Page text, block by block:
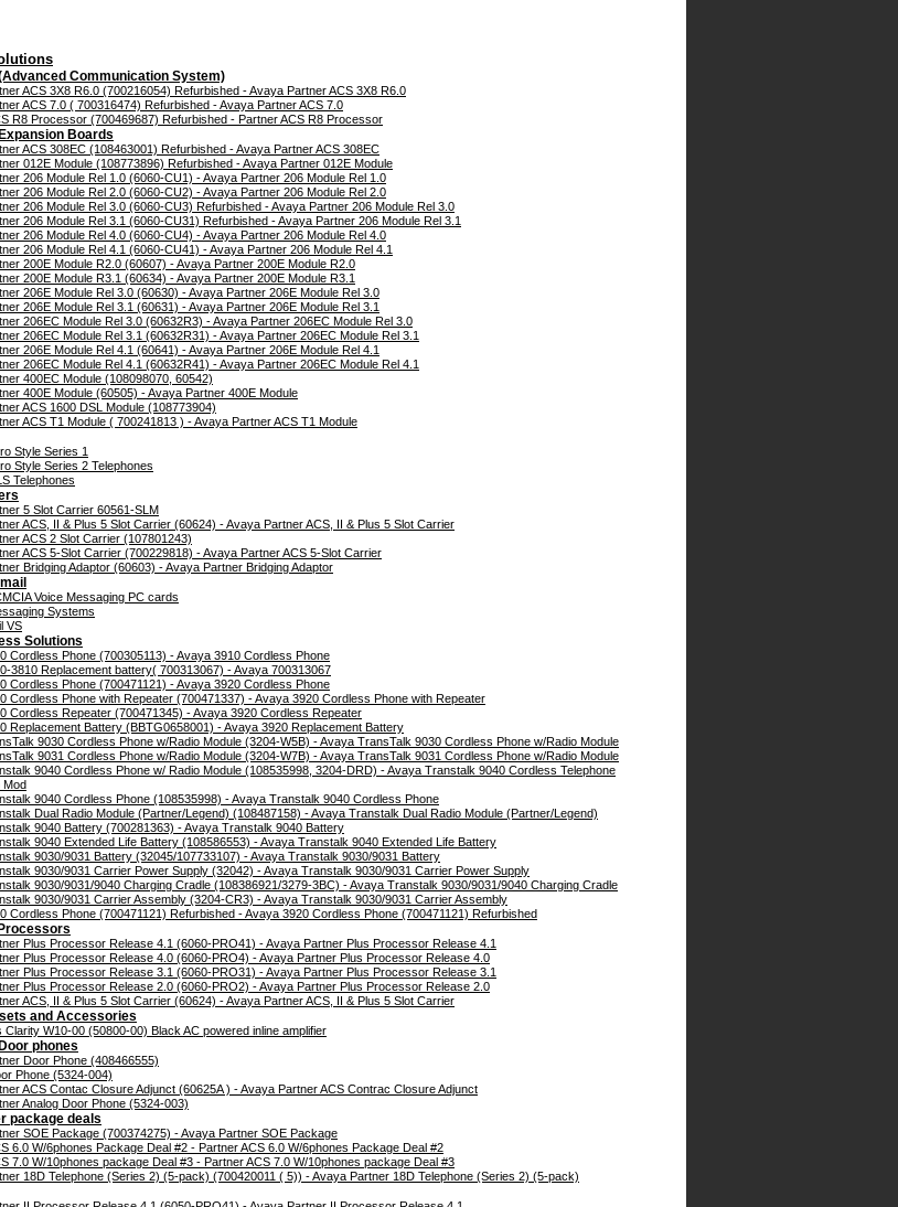
Communication System)
ACS 3X8 R6.0 (700216054) Refurbished - Avaya Partner ACS 3X8 R6.0
ACS 7.0 ( 700316474) Refurbished - Avaya Partner ACS 7.0
R8 Processor (700469687) Refurbished - Partner ACS R8 Processor
Boards
ACS 308EC (108463001) Refurbished - Avaya Partner ACS 308EC
012E Module (108773896) Refurbished - Avaya Partner 012E Module
206 Module Rel 1.0 (6060-CU1) - Avaya Partner 206 Module Rel 1.0
206 Module Rel 2.0 (6060-CU2) - Avaya Partner 206 Module Rel 2.0
206 Module Rel 3.0 (6060-CU3) Refurbished - Avaya Partner 206 Module Rel 3.0
206 Module Rel 3.1 (6060-CU31) Refurbished - Avaya Partner 206 Module Rel 3.1
206 Module Rel 4.0 (6060-CU4) - Avaya Partner 206 Module Rel 4.0
206 Module Rel 4.1 (6060-CU41) - Avaya Partner 206 Module Rel 4.1
200E Module R2.0 (60607) - Avaya Partner 200E Module R2.0
200E Module R3.1 (60634) - Avaya Partner 200E Module R3.1
206E Module Rel 3.0 (60630) - Avaya Partner 206E Module Rel 3.0
206E Module Rel 3.1 (60631) - Avaya Partner 206E Module Rel 3.1
206EC Module Rel 3.0 (60632R3) - Avaya Partner 206EC Module Rel 3.0
206EC Module Rel 3.1 (60632R31) - Avaya Partner 206EC Module Rel 3.1
206E Module Rel 4.1 (60641) - Avaya Partner 206E Module Rel 4.1
206EC Module Rel 4.1 (60632R41) - Avaya Partner 206EC Module Rel 4.1
400EC Module (108098070, 60542)
400E Module (60505) - Avaya Partner 400E Module
ACS 1600 DSL Module (108773904)
ACS T1 Module ( 700241813 ) - Avaya Partner ACS T1 Module
Style Series 1
Style Series 2 Telephones
Telephones
5 Slot Carrier 60561-SLM
ACS, II & Plus 5 Slot Carrier (60624) - Avaya Partner ACS, II & Plus 5 Slot Carrier
ACS 2 Slot Carrier (107801243)
ACS 5-Slot Carrier (700229818) - Avaya Partner ACS 5-Slot Carrier
Bridging Adaptor (60603) - Avaya Partner Bridging Adaptor
Voice Messaging PC cards
Systems
VS
Solutions
Cordless Phone (700305113) - Avaya 3910 Cordless Phone
3810 Replacement battery( 700313067) - Avaya 700313067
Cordless Phone (700471121) - Avaya 3920 Cordless Phone
Cordless Phone with Repeater (700471337) - Avaya 3920 Cordless Phone with Repeater
Cordless Repeater (700471345) - Avaya 3920 Cordless Repeater
Replacement Battery (BBTG0658001) - Avaya 3920 Replacement Battery
9030 Cordless Phone w/Radio Module (3204-W5B) - Avaya TransTalk 9030 Cordless Phone w/Radio Module
9031 Cordless Phone w/Radio Module (3204-W7B) - Avaya TransTalk 9031 Cordless Phone w/Radio Module
9040 Cordless Phone w/ Radio Module (108535998, 3204-DRD) - Avaya Transtalk 9040 Cordless Telephone
Mod
9040 Cordless Phone (108535998) - Avaya Transtalk 9040 Cordless Phone
Dual Radio Module (Partner/Legend) (108487158) - Avaya Transtalk Dual Radio Module (Partner/Legend)
9040 Battery (700281363) - Avaya Transtalk 9040 Battery
9040 Extended Life Battery (108586553) - Avaya Transtalk 9040 Extended Life Battery
9030/9031 Battery (32045/107733107) - Avaya Transtalk 9030/9031 Battery
9030/9031 Carrier Power Supply (32042) - Avaya Transtalk 9030/9031 Carrier Power Supply
9030/9031/9040 Charging Cradle (108386921/3279-3BC) - Avaya Transtalk 9030/9031/9040 Charging Cradle
9030/9031 Carrier Assembly (3204-CR3) - Avaya Transtalk 9030/9031 Carrier Assembly
Cordless Phone (700471121) Refurbished - Avaya 3920 Cordless Phone (700471121) Refurbished
Plus Processor Release 4.1 (6060-PRO41) - Avaya Partner Plus Processor Release 4.1
Plus Processor Release 4.0 (6060-PRO4) - Avaya Partner Plus Processor Release 4.0
Plus Processor Release 3.1 (6060-PRO31) - Avaya Partner Plus Processor Release 3.1
Plus Processor Release 2.0 (6060-PRO2) - Avaya Partner Plus Processor Release 2.0
ACS, II & Plus 5 Slot Carrier (60624) - Avaya Partner ACS, II & Plus 5 Slot Carrier
and Accessories
Clarity W10-00 (50800-00) Black AC powered inline amplifier
phones
Door Phone (408466555)
Phone (5324-004)
ACS Contac Closure Adjunct (60625A ) - Avaya Partner ACS Contrac Closure Adjunct
Analog Door Phone (5324-003)
package deals
SOE Package (700374275) - Avaya Partner SOE Package
6.0 W/6phones Package Deal #2 - Partner ACS 6.0 W/6phones Package Deal #2
7.0 W/10phones package Deal #3 - Partner ACS 7.0 W/10phones package Deal #3
18D Telephone (Series 2) (5-pack) (700420011 ( 5)) - Avaya Partner 18D Telephone (Series 2) (5-pack)